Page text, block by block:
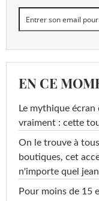
EN CE
Le mythique
vraiment : cette
On le trouve à
boutiques, cet
n'importe quel
Pour moins de 15